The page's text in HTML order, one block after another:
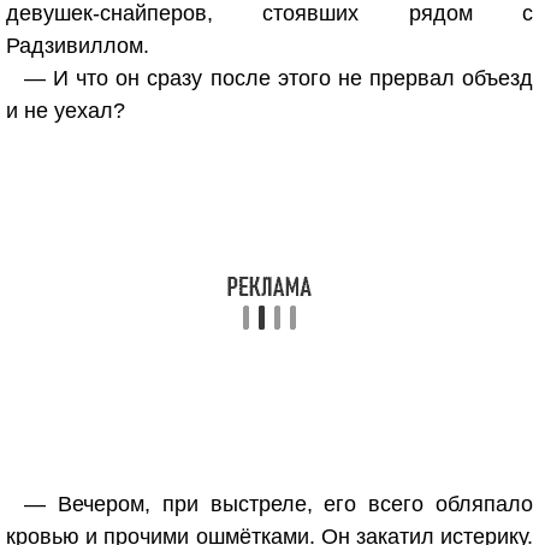
девушек-снайперов, стоявших рядом с
Радзивиллом.
— И что он сразу после этого не прервал объезд
и не уехал?
— Вечером, при выстреле, его всего обляпало
кровью и прочими ошмётками. Он закатил истерику.